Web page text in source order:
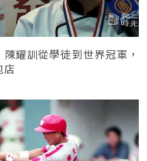
耀訓從學徒到世界冠軍，
店